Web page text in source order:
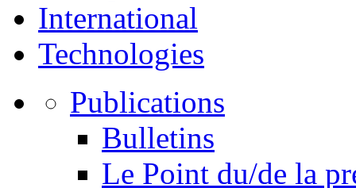
International
Technologies
Publications
Bulletins
Le Point du/de la